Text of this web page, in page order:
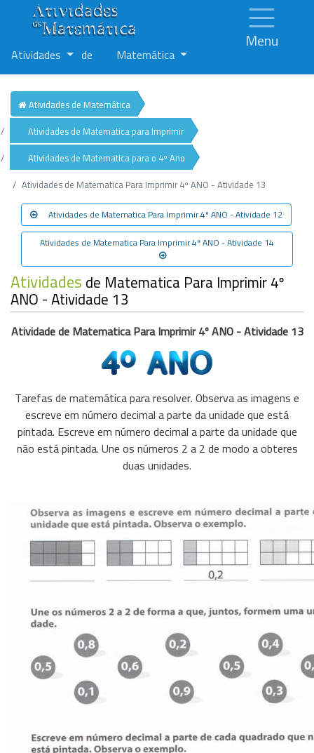
Menu
Atividades de Matemática
Atividades de Matemática
Atividades de Matematica para Imprimir
Atividades de Matematica para o 4º Ano
Atividades de Matematica Para Imprimir 4º ANO - Atividade 13
Atividades de Matematica Para Imprimir 4º ANO - Atividade 12
Atividades de Matematica Para Imprimir 4º ANO - Atividade 14
Atividadesde Matematica Para Imprimir 4º
ANO - Atividade 13
Atividade de Matematica Para Imprimir 4º ANO - Atividade 13
Tarefas de matemática para resolver. Observa as imagens e
escreve em número decimal a parte da unidade que está
pintada. Escreve em número decimal a parte da unidade que
não está pintada. Une os números 2 a 2 de modo a obteres
duas unidades.